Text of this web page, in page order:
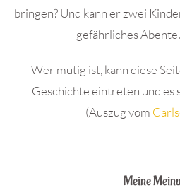
bringen? Und kann er zwei
gefährliches
Wer mutig ist, kann diese
Geschichte eintreten und es
(Auszug vom
Meine